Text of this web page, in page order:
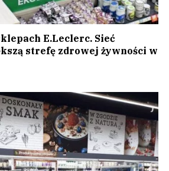
E.Leclerc. Sieć
strefę zdrowej żywności w